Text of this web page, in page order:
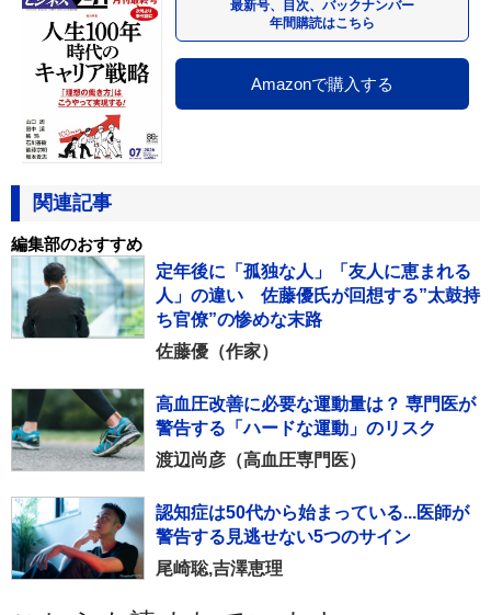
最新号、目次、バックナンバー
年間購読はこちら
Amazonで購入する
関連記事
編集部のおすすめ
定年後に「孤独な人」「友人に恵まれる
人」の違い 佐藤優氏が回想する”太鼓持
ち官僚”の惨めな末路
佐藤優（作家）
高血圧改善に必要な運動量は？ 専門医が
警告する「ハードな運動」のリスク
渡辺尚彦（高血圧専門医）
認知症は50代から始まっている...医師が
警告する見逃せない5つのサイン
尾崎聡,吉澤恵理